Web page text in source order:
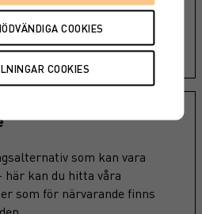
som kan vara
kan du hitta våra
som för närvarande finns